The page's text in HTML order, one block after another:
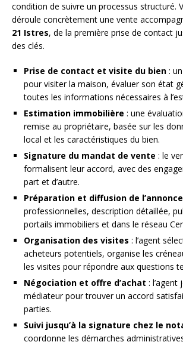
condition de suivre un processus structuré.
déroule concrètement une vente
21 Istres, de la première prise de contact
des clés.
Prise de contact et visite du bien :
pour visiter la maison, évaluer son état
toutes les informations nécessaires à
Estimation immobilière : une
remise au propriétaire, basée sur les
local et les caractéristiques du bien.
Signature du mandat de vente : le
formalisent leur accord, avec des
part et d’autre.
Préparation et diffusion de l’annonce
professionnelles, description détaillée,
portails immobiliers et dans le réseau
Organisation des visites : l’agent
acheteurs potentiels, organise les
les visites pour répondre aux questions
Négociation et offre d’achat : l’agent
médiateur pour trouver un accord
parties.
Suivi jusqu’à la signature chez le
coordonne les démarches